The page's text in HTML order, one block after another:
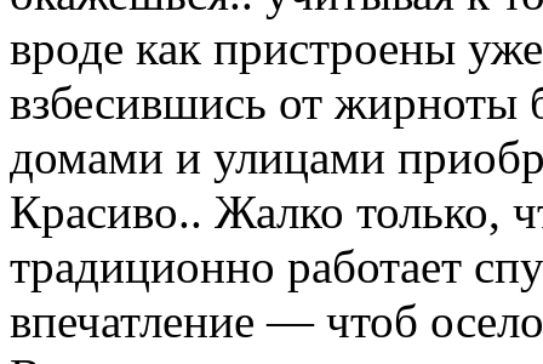
вроде как пристроены
взбесившись от жирноты
домами и улицами
Красиво.. Жалко только,
традиционно работает
впечатление — чтоб